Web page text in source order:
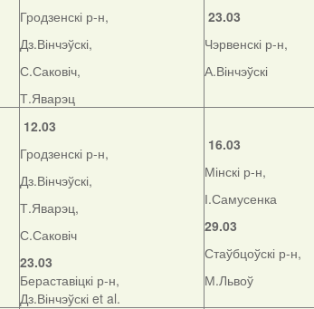
Гродзенскі р-н,
Дз.Вінчэўскі,
С.Саковіч,
Т.Яварэц
23.03
Чэрвенскі р-н,
А.Вінчэўскі
12.03
Гродзенскі р-н,
Дз.Вінчэўскі,
Т.Яварэц,
С.Саковіч
23.03
Бераставіцкі р-н,
Дз.Вінчэўскі et al.
16.03
Мінскі р-н,
І.Самусенка
29.03
Стаўбцоўскі р-н,
М.Львоў